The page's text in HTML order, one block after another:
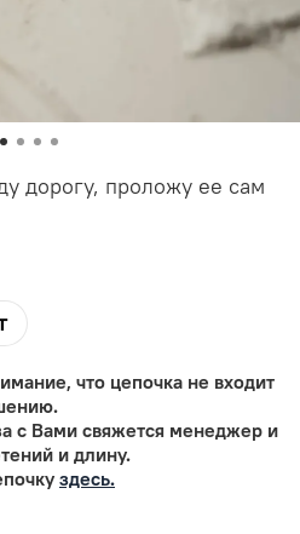
дорогу, проложу ее сам
что цепочка не входит
с Вами свяжется менеджер и
и длину.
здесь.